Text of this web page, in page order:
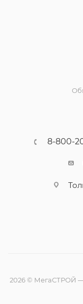
8-800-
2026 © МегаСТРОЙ —